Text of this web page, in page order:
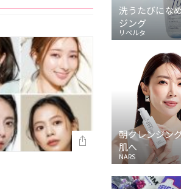
洗うたびにな
ジング
リベルタ
朝クレンジン
肌へ
NARS